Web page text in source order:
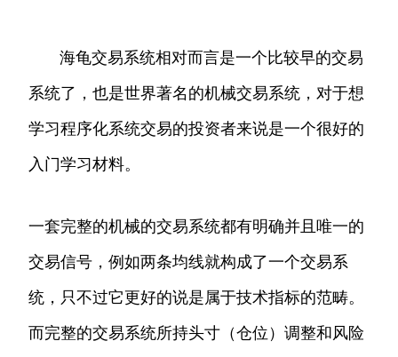
海龟交易系统相对而言是一个比较早的交易
系统了，也是世界著名的机械交易系统，对于想
学习程序化系统交易的投资者来说是一个很好的
入门学习材料。
一套完整的机械的交易系统都有明确并且唯一的
交易信号，例如两条均线就构成了一个交易系
统，只不过它更好的说是属于技术指标的范畴。
而完整的交易系统所持头寸（仓位）调整和风险